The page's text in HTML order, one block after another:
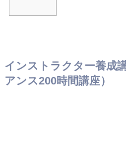
インストラクター養成
アンス200時間講座）